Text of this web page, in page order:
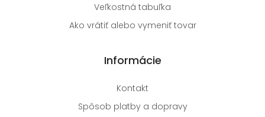
Veľkostná tabuľka
Ako vrátiť alebo vymeniť tovar
Informácie
Kontakt
Spôsob platby a dopravy